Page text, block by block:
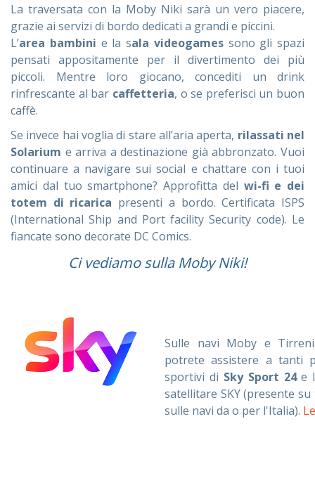
AssistenzaOnline
Assistenza02 76028132
La traversata con la Moby Niki sarà un vero piacere,
grazie ai servizi di bordo dedicati a grandi e piccini.
L’area bambini e la sala videogamessono gli spazi
pensati appositamente per il divertimento dei più
piccoli. Mentre loro giocano, concediti un drink
rinfrescante al bar caffetteria, o se preferisci un buon
caffè.
Se invece hai voglia di stare all’aria aperta, rilassati nel
Solarium e arriva a destinazione già abbronzato. Vuoi
continuare a navigare sui social e chattare con i tuoi
amici dal tuo smartphone? Approfitta del wi-fi e dei
totem di ricarica presenti a bordo. Certificata ISPS
(International Ship and Port facility Security code). Le
fiancate sono decorate DC Comics.
Ci vediamo sulla Moby Niki!
Sulle navi Moby e
potrete assistere a tanti
sportivi di Sky Sport 24e
satellitare SKY (presente
sulle navi da o per l'Italia).